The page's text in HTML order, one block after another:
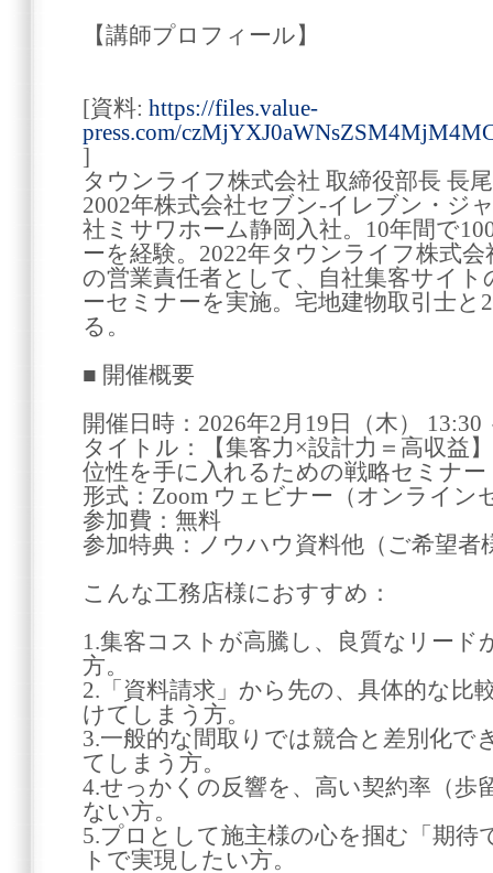
【講師プロフィール】
[資料: https://files.value-
press.com/
]
タウンライフ株式会社 取締役部長 長
2002年株式会社セブン-イレブン・ジ
社ミサワホーム静岡入社。10年間で
ーを経験。2022年タウンライフ株式
の営業責任者として、自社集客サイ
ーセミナーを実施。宅地建物取引士と
る。
■ 開催概要
開催日時：2026年2月19日（木） 13:30
タイトル：【集客力×設計力＝高収益
位性を手に入れるための戦略セミナー
形式：Zoom ウェビナー（オンライン
参加費：無料
参加特典：ノウハウ資料他（ご希望者
こんな工務店様におすすめ：
1.集客コストが高騰し、良質なリード
方。
2.「資料請求」から先の、具体的な比
けてしまう方。
3.一般的な間取りでは競合と差別化で
てしまう方。
4.せっかくの反響を、高い契約率（歩
ない方。
5.プロとして施主様の心を掴む「期待
トで実現したい方。